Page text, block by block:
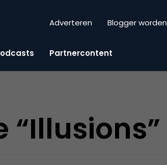
Adverteren Blogger worden
Partnercontent